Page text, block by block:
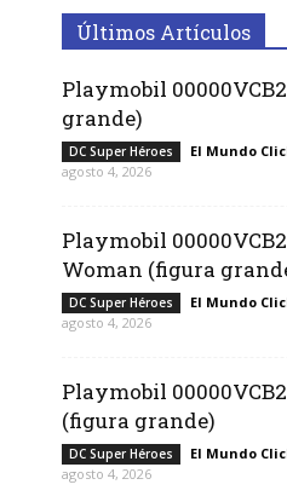
Últimos Artículos
Playmobil
grande)
DC Super Héroes El Mundo
agosto 4, 2026
Playmobil
Woman (figura
DC Super Héroes El Mundo
agosto 4, 2026
Playmobil
(figura grande)
DC Super Héroes El Mundo
agosto 4, 2026